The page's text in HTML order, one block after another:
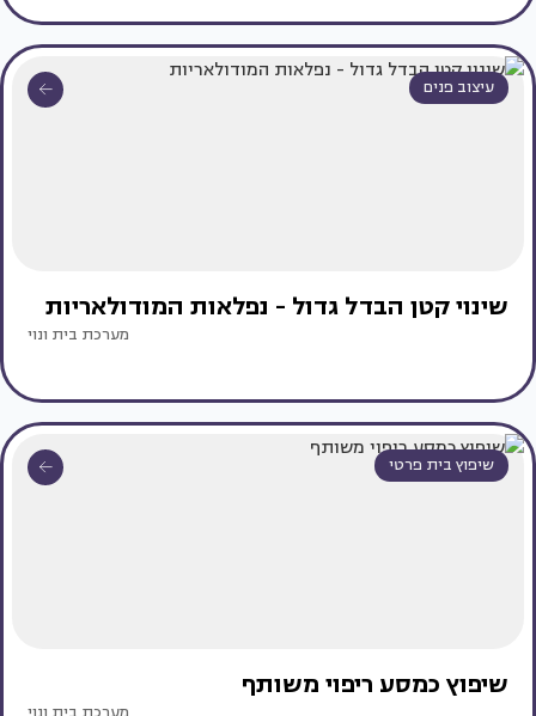
עיצוב פנים
שינוי קטן הבדל גדול - נפלאות המודולאריות
מערכת בית ונוי
שיפוץ בית פרטי
שיפוץ כמסע ריפוי משותף